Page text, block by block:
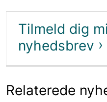
Tilmeld dig
nyhedsbrev
Relaterede